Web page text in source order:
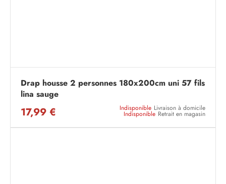
Drap housse 2 personnes 180x200cm uni 57 fils
lina sauge
17,99 € Indisponible Livraison à domicile
Indisponible Retrait en magasin